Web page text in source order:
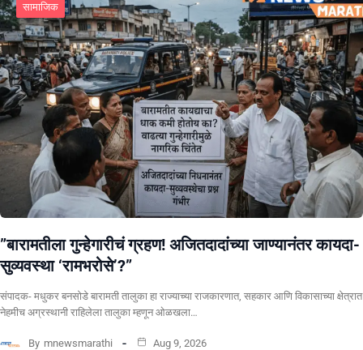
सामाजिक
​”बारामतीला गुन्हेगारीचं ग्रहण! अजितदादांच्या जाण्यानंतर कायदा-
सुव्यवस्था ‘रामभरोसे’?”
संपादक- मधुकर बनसोडे बारामती तालुका हा राज्याच्या राजकारणात, सहकार आणि विकासाच्या क्षेत्रात
नेहमीच अग्रस्थानी राहिलेला तालुका म्हणून ओळखला…
By mnewsmarathi Aug 9, 2026